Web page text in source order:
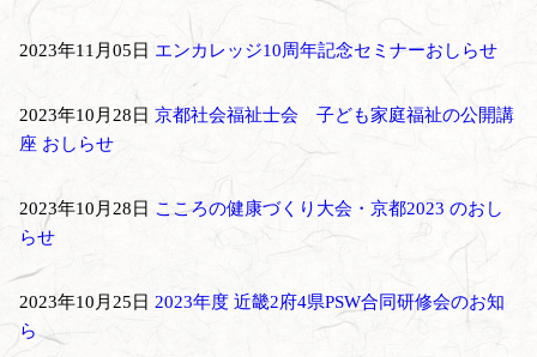
2023年11月05日 エンカレッジ10周年記念セミナーおしらせ
2023年10月28日 京都社会福祉士会 子ども家庭福祉の公開講
座 おしらせ
2023年10月28日 こころの健康づくり大会・京都2023 のおし
らせ
2023年10月25日 2023年度 近畿2府4県PSW合同研修会のお知
ら